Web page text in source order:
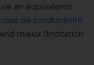
en équivalents
de productivité
mieux l’incitation